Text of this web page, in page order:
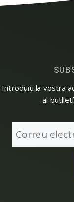
Introduïu la vostra
al